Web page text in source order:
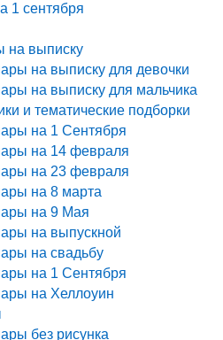
1 сентября
на выписку
на выписку для девочки
на выписку для мальчика
и тематические подборки
на 1 Сентября
на 14 февраля
на 23 февраля
на 8 марта
на 9 Мая
на выпускной
на свадьбу
на 1 Сентября
на Хеллоуин
без рисунка